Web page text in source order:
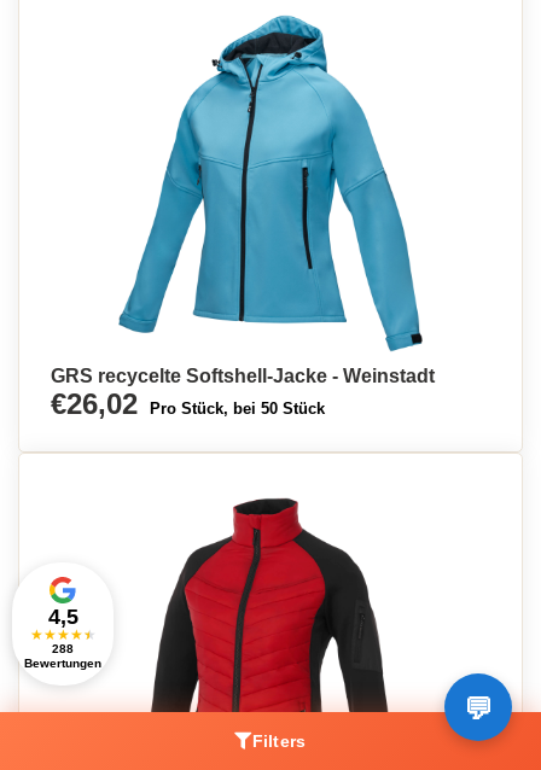
GRS recycelte Softshell-Jacke - Weinstadt
€26,02 Pro Stück, bei 50 Stück
Filters
4,5
★★★★★
288
Bewertungen